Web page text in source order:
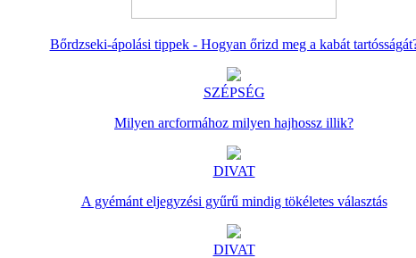
Bőrdzseki-ápolási tippek - Hogyan őrizd meg a kabát
SZÉPSÉG
Milyen arcformához milyen hajhossz illik?
DIVAT
A gyémánt eljegyzési gyűrű mindig tökéletes választás
DIVAT